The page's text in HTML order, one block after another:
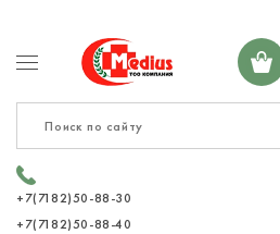
+7(7182)50-88-30
+7(7182)50-88-40